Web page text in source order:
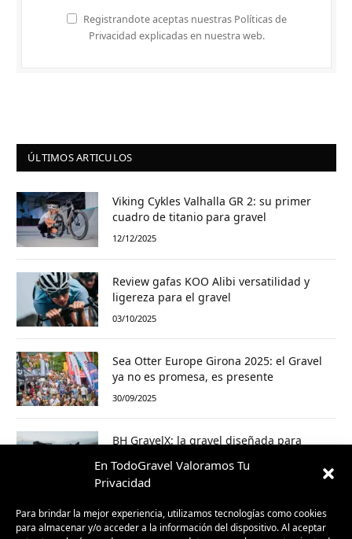
En TodoGravel Valoramos Tu
Privacidad
Para brindar la mejor experiencia, utilizamos tecnologías como cookies
para almacenar y/o acceder a la información del dispositivo. Al aceptar
Registrandote aceptas nuestras Políticas de
Privacidad explicadas en nuestra web.
ÚLTIMOS ARTICULOS
Viking Cykles Valhalla GR 2: su primer
cuadro de titanio para gravel
12/12/2025
Review gafas KOO Alibi versatilidad y
ligereza para el gravel
03/10/2025
Sea Otter Europe Girona 2025: el Gravel
ya no es promesa, es presente
30/09/2025
BH GravelX: la gravel diseñada para
23/09/2025